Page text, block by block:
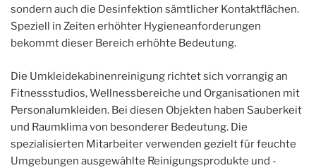
sondern auch die Desinfektion sämtlicher Kontaktflächen.
Speziell in Zeiten erhöhter Hygieneanforderungen
bekommt dieser Bereich erhöhte Bedeutung.
Die Umkleidekabinenreinigung richtet sich vorrangig an
Fitnessstudios, Wellnessbereiche und Organisationen mit
Personalumkleiden. Bei diesen Objekten haben Sauberkeit
und Raumklima von besonderer Bedeutung. Die
spezialisierten Mitarbeiter verwenden gezielt für feuchte
Umgebungen ausgewählte Reinigungsprodukte und -